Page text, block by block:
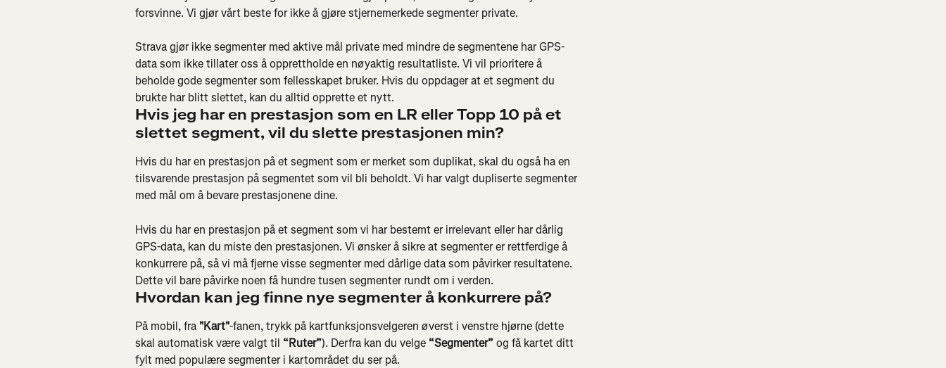
forsvinne. Vi gjør vårt beste for ikke å gjøre stjernemerkede segmenter private.
Strava gjør ikke segmenter med aktive mål private med mindre de segmentene har GPS-
data som ikke tillater oss å opprettholde en nøyaktig resultatliste. Vi vil prioritere å
beholde gode segmenter som fellesskapet bruker. Hvis du oppdager at et segment du
brukte har blitt slettet, kan du alltid opprette et nytt.
Hvis jeg har en prestasjon som en LR eller Topp 10 på et
slettet segment, vil du slette prestasjonen min?
Hvis du har en prestasjon på et segment som er merket som duplikat, skal du også ha en
tilsvarende prestasjon på segmentet som vil bli beholdt. Vi har valgt dupliserte segmenter
med mål om å bevare prestasjonene dine.
Hvis du har en prestasjon på et segment som vi har bestemt er irrelevant eller har dårlig
GPS-data, kan du miste den prestasjonen. Vi ønsker å sikre at segmenter er rettferdige å
konkurrere på, så vi må fjerne visse segmenter med dårlige data som påvirker resultatene.
Dette vil bare påvirke noen få hundre tusen segmenter rundt om i verden.
Hvordan kan jeg finne nye segmenter å konkurrere på?
På mobil, fra "Kart"-fanen, trykk på kartfunksjonsvelgeren øverst i venstre hjørne (dette
skal automatisk være valgt til “Ruter”). Derfra kan du velge “Segmenter” og få kartet ditt
fylt med populære segmenter i kartområdet du ser på.